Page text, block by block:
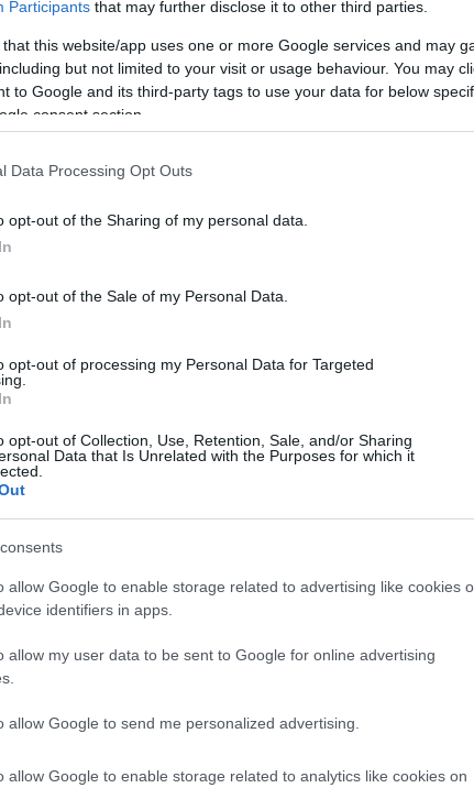
Participants that may further disclose it to other third parties.
that this website/app uses one or more Google services and may
but not limited to your visit or usage behaviour. You may
to Google and its third-party tags to use your data for below
consent section.
Data Processing Opt Outs
opt-out of the Sharing of my personal data.
opt-out of the Sale of my Personal Data.
opt-out of processing my Personal Data for Targeted
opt-out of Collection, Use, Retention, Sale, and/or Sharing
Data that Is Unrelated with the Purposes for which it
allow Google to enable storage related to advertising like cookies
identifiers in apps.
allow my user data to be sent to Google for online advertising
allow Google to send me personalized advertising.
allow Google to enable storage related to analytics like cookies on
sul portale Sardegna Lavoro.
credenziali per il tramite della
del datore di lavoro, verranno inoltrate
del presente avviso, con la conseguenza
esito anticipato.
10
cliccando qui
nella sezione